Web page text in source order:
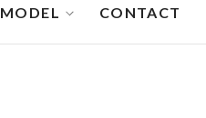
MODEL CONTACT